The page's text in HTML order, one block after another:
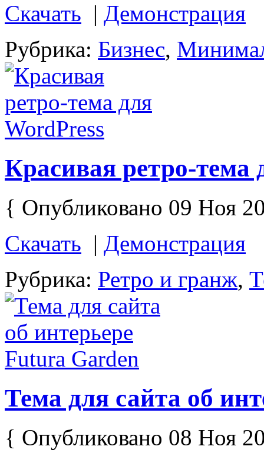
Скачать | Демонстрация
Рубрика: Бизнес,
Красивая ретро-тема
{ Опубликовано 09 Ноя
Скачать | Демонстрация
Рубрика: Ретро и гранж,
Тема для сайта об
{ Опубликовано 08 Ноя